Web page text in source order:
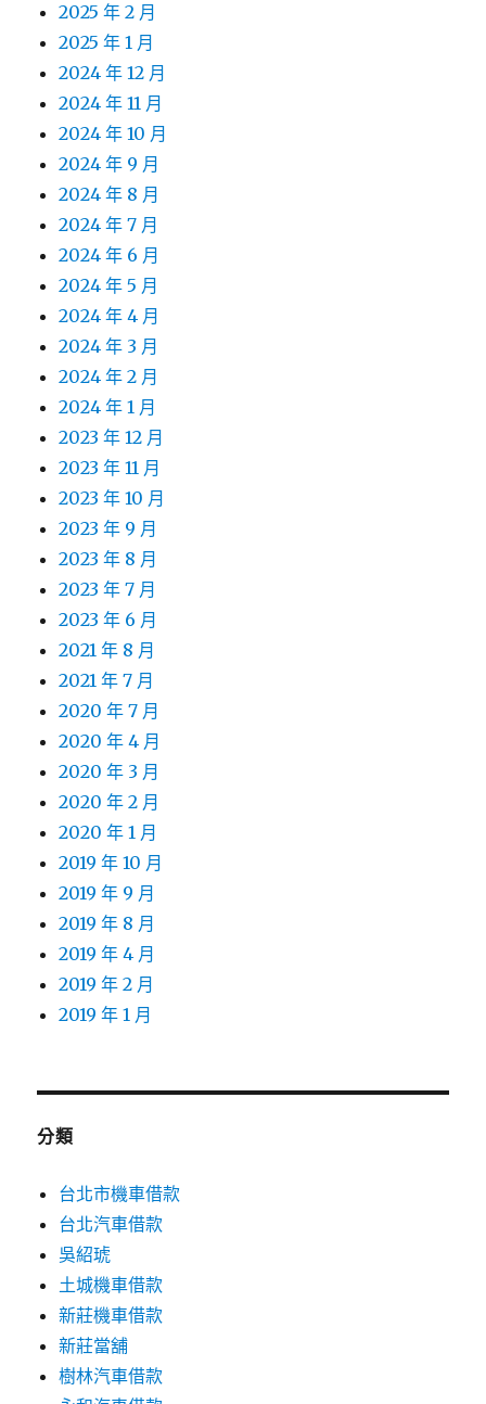
2025 年 2 月
2025 年 1 月
2024 年 12 月
2024 年 11 月
2024 年 10 月
2024 年 9 月
2024 年 8 月
2024 年 7 月
2024 年 6 月
2024 年 5 月
2024 年 4 月
2024 年 3 月
2024 年 2 月
2024 年 1 月
2023 年 12 月
2023 年 11 月
2023 年 10 月
2023 年 9 月
2023 年 8 月
2023 年 7 月
2023 年 6 月
2021 年 8 月
2021 年 7 月
2020 年 7 月
2020 年 4 月
2020 年 3 月
2020 年 2 月
2020 年 1 月
2019 年 10 月
2019 年 9 月
2019 年 8 月
2019 年 4 月
2019 年 2 月
2019 年 1 月
分類
台北市機車借款
台北汽車借款
吳紹琥
土城機車借款
新莊機車借款
新莊當舖
樹林汽車借款